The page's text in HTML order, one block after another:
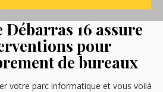
Débarras 16 assure
pour
de bureaux
votre parc informatique et vous voilà